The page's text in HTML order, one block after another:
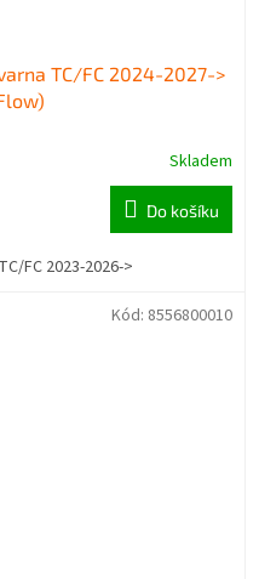
TC/FC 2024-2027->
Skladem
Do košíku
FC 2023-2026->
Kód: 8556800010